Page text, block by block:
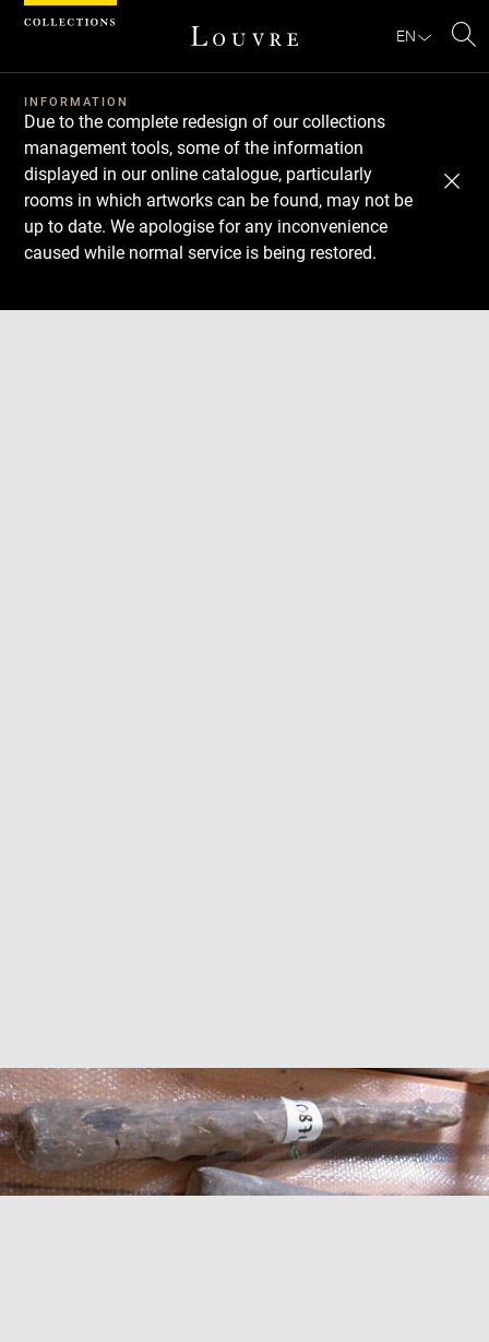
EN
INFORMATION
Due to the complete redesign of our collections
management tools, some of the information
displayed in our online catalogue, particularly
rooms in which artworks can be found, may not be
up to date. We apologise for any inconvenience
caused while normal service is being restored.
Download
Next
Previous
Cookies management panel